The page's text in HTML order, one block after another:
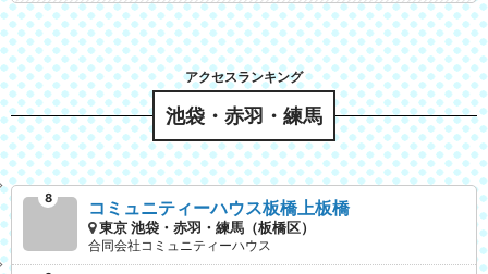
池袋・赤羽・練馬
コミュニティーハウス板橋上板橋
東京 池袋・赤羽・練馬（板橋区）
合同会社コミュニティーハウス